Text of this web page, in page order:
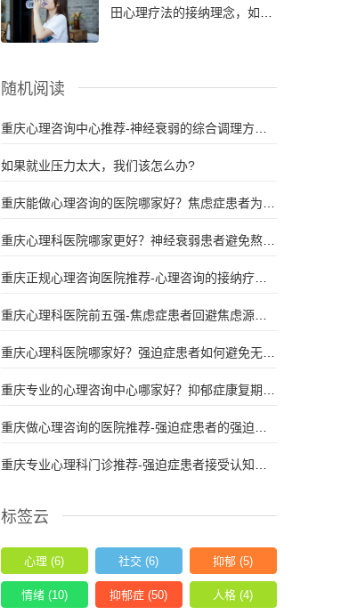
田心理疗法的接纳理念，如何
随机阅读
重庆心理咨询中心推荐-神经衰弱的综合调理方
如果就业压力太大，我们该怎么办?
重庆能做心理咨询的医院哪家好？焦虑症患者为何
重庆心理科医院哪家更好？神经衰弱患者避免熬夜
重庆正规心理咨询医院推荐-心理咨询的接纳疗
重庆心理科医院前五强-焦虑症患者回避焦虑源能
重庆心理科医院哪家好？强迫症患者如何避免无意
重庆专业的心理咨询中心哪家好？抑郁症康复期的
重庆做心理咨询的医院推荐-强迫症患者的强迫行
重庆专业心理科门诊推荐-强迫症患者接受认知行
标签云
心理 (6) 社交 (6) 抑郁 (5)
情绪(10) 抑郁症 (50) 人格 (4)